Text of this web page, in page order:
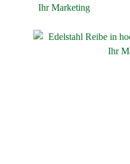
Ihr Marketing